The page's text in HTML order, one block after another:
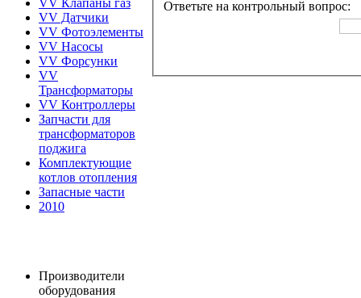
VV Клапаны газ
VV Датчики
VV Фотоэлементы
VV Насосы
VV Форсунки
VV
Трансформаторы
VV Контроллеры
Запчасти для
трансформаторов
поджига
Комплектующие
котлов отопления
Запасные части
2010
Производители
оборудования
Ответьте на контрольный вопрос: